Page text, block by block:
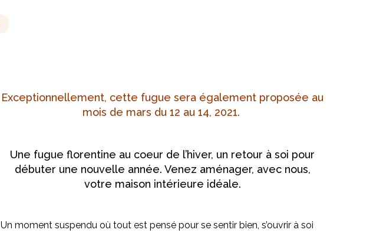
Exceptionnellement, cette fugue sera également proposée au
mois de mars du 12 au 14, 2021.
Une fugue florentine au coeur de l’hiver, un retour à soi pour
débuter une nouvelle année. Venez aménager, avec nous,
votre maison intérieure idéale.
Un moment suspendu où tout est pensé pour se sentir bien, s’ouvrir à soi